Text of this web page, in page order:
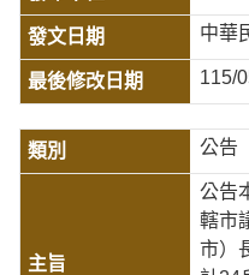
中華
115/
公告
公告
轄市
市）